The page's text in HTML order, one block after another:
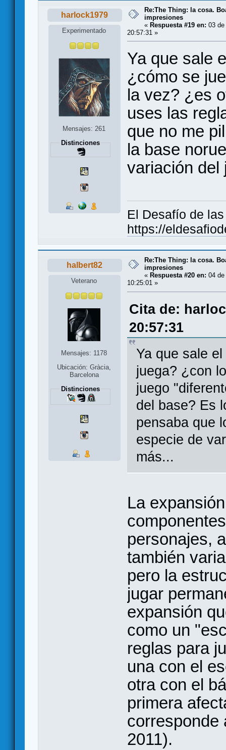
harlock1979
Experimentado
Mensajes: 261
Distinciones
Re:The Thing: la cosa.
impresiones
« Respuesta #19 en: 03
20:57:31 »
Ya que sale
¿cómo se
la vez? ¿es
uses las
que no me
la base
variación del
El Desafío de
https://
halbert82
Veterano
Mensajes: 1178
Ubicación: Gràcia,
Barcelona
Distinciones
Re:The Thing: la cosa.
impresiones
« Respuesta #20 en: 04
10:25:01 »
Cita de:
20:57:31
Ya que sale
juega? ¿con
juego
del base? Es
pensaba que
especie de
más...
La
personajes,
también
pero la
jugar
expansión
como un
reglas para
una con el
otra con el
primera
corresponde
2011).